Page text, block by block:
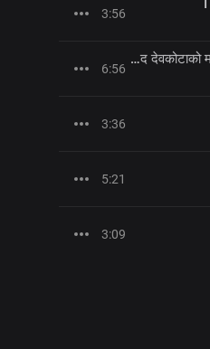
3:56
Pagal Kavita - Laxmi Prasad Devkota_लक्ष्मी प्रसाद देवकोटाको मनछुने कविता पागल_RjSamirTheStoryteller
6:56
3:36
5:21
3:09